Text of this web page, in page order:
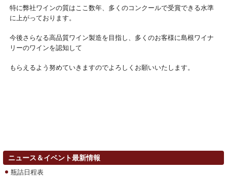
特に弊社ワインの質はここ数年、多くのコンクールで受賞できる水準
に上がっております。
今後さらなる高品質ワイン製造を目指し、多くのお客様に島根ワイナ
リーのワインを認知して
もらえるよう努めていきますのでよろしくお願いいたします。
ニュース＆イベント最新情報
瓶詰日程表